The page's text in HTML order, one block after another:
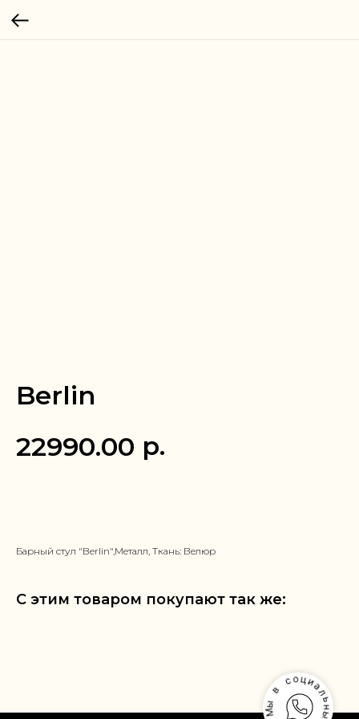
Berlin
22990.00 р.
Барный стул "Berlin",Металл, Ткань: Велюр
С этим товаром покупают так же: